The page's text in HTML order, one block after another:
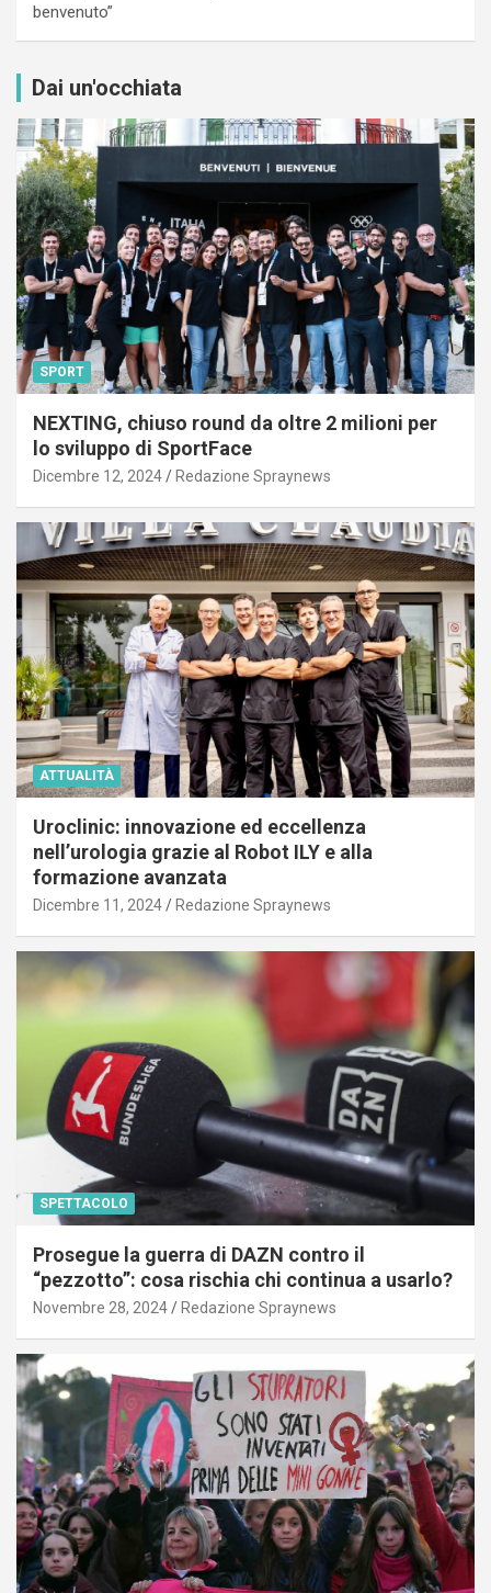
benvenuto”
Dai un'occhiata
SPORT
NEXTING, chiuso round da oltre 2 milioni per
lo sviluppo di SportFace
Dicembre 12, 2024 Redazione Spraynews
ATTUALITÀ
Uroclinic: innovazione ed eccellenza
nell’urologia grazie al Robot ILY e alla
formazione avanzata
Dicembre 11, 2024 Redazione Spraynews
SPETTACOLO
Prosegue la guerra di DAZN contro il
“pezzotto”: cosa rischia chi continua a usarlo?
Novembre 28, 2024 Redazione Spraynews